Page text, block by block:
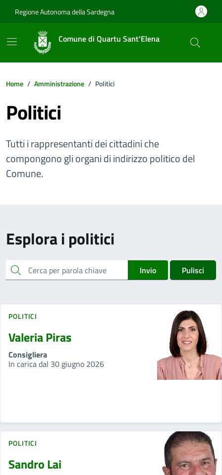
Regione Autonoma della Sardegna
Comune di Quartu Sant'Elena
Home Amministrazione Politici
Politici
Tutti i rappresentanti dei cittadini che
compongono gli organi di indirizzo politico del
Comune.
Esplora i politici
cerca Invio Pulisci
POLITICI
Valeria Piras
Consigliera
In carica dal 30 giugno 2026
POLITICI
Sandro Lai